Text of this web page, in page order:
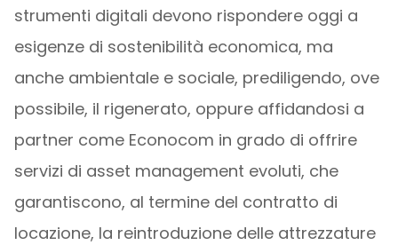
strumenti digitali devono rispondere oggi a
esigenze di sostenibilità economica, ma
anche ambientale e sociale, prediligendo, ove
possibile, il rigenerato, oppure affidandosi a
partner come Econocom in grado di offrire
servizi di asset management evoluti, che
garantiscono, al termine del contratto di
locazione, la reintroduzione delle attrezzature